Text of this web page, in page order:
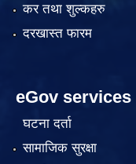
कर तथा शुल्कहरु
दरखास्त फारम
eGov services
घटना दर्ता
सामाजिक सुरक्षा